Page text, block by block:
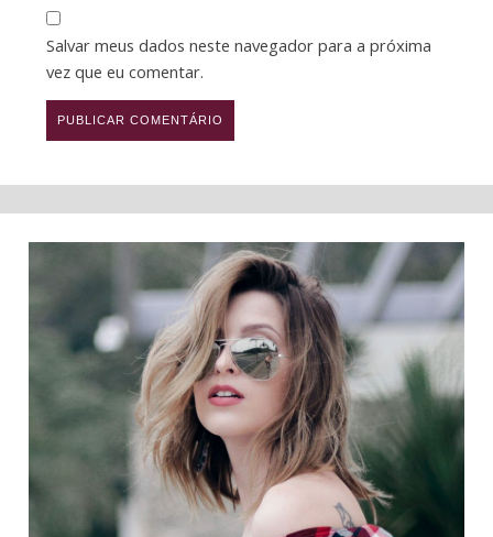
Salvar meus dados neste navegador para a próxima
vez que eu comentar.